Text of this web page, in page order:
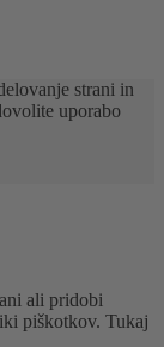
strani in
uporabo
ali pridobi
piškotkov. Tukaj